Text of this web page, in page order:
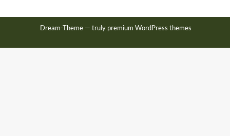
Dream-Theme — truly premium WordPress themes